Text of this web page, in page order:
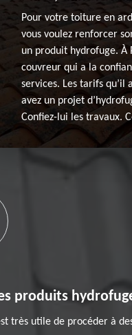
Pour votre toiture en
vous voulez renforcer
un produit hydrofuge. À
couvreur qui a la
services. Les tarifs qu’il
avez un projet
Confiez-lui les travaux.
très utile de procéder à